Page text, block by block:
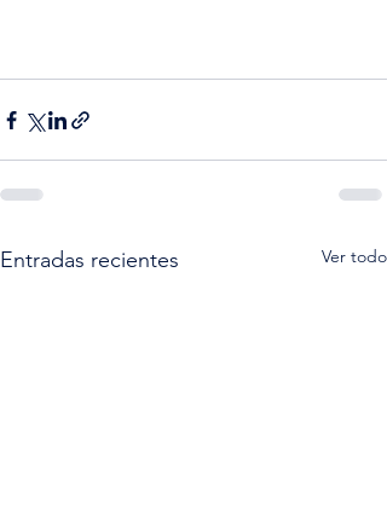
Entradas recientes Ver todo